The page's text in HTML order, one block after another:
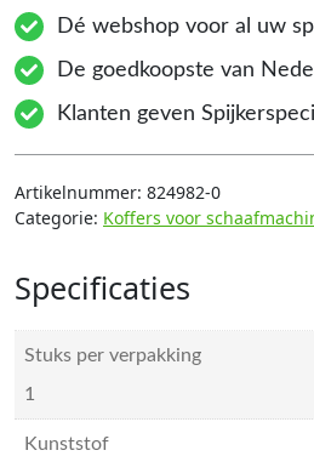
Dé webshop voor al uw
De goedkoopste van
Klanten geven
Artikelnummer: 824982-0
Categorie: Koffers voor
Specificaties
Stuks per verpakking
1
Kunststof